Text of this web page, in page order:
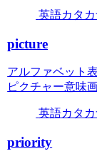
英語カタ
picture
アルファベット
ピクチャー意味
英語カタ
priority